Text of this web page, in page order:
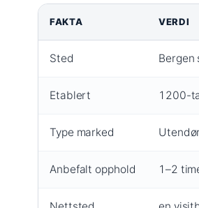
FAKTA VERDI
Sted Bergen
Etablert 1200-
Type marked
Anbefalt opphold 1–2